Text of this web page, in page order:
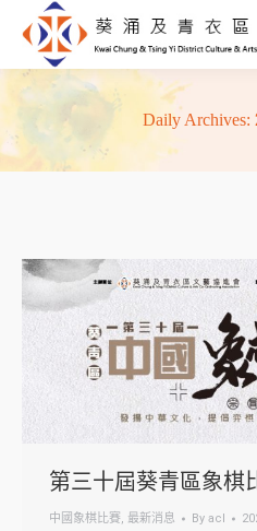
Daily Archives:
第三十屆葵青區象棋
中國象棋比賽, 最新消息 By acl